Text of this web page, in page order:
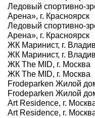
Ледовый спортивно-
Арена», г. Красноярск
Ледовый спортивно-
Арена», г. Красноярск
ЖК Маринист, г.
ЖК Маринист, г.
ЖК The MID, г. Москва
ЖК The MID, г. Москва
Frodeparken Жилой
Frodeparken Жилой
Art Residence, г.
Art Residence, г.